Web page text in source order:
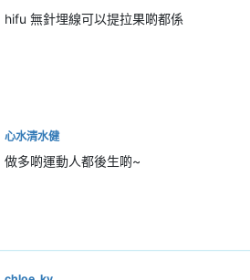
hifu 無針埋線可以提拉果啲都係
心水清水健
做多啲運動人都後生啲~